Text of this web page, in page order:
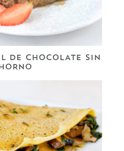
DE CHOCOLATE SIN
HORNO